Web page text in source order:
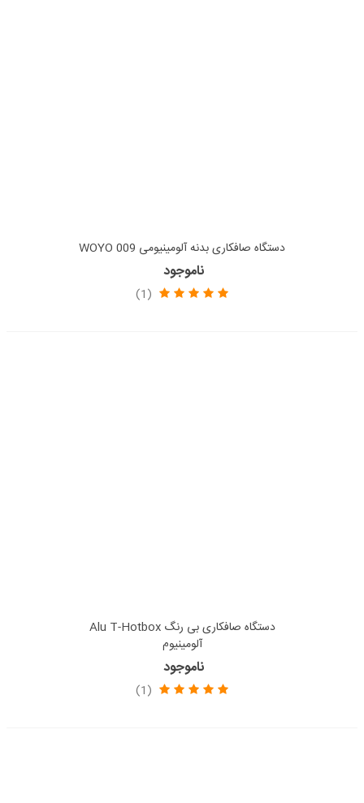
دستگاه صافکاری بدنه آلومینیومی WOYO 009
ناموجود
(1)
دستگاه صافکاری بی رنگ Alu T-Hotbox
آلومینیوم
ناموجود
(1)